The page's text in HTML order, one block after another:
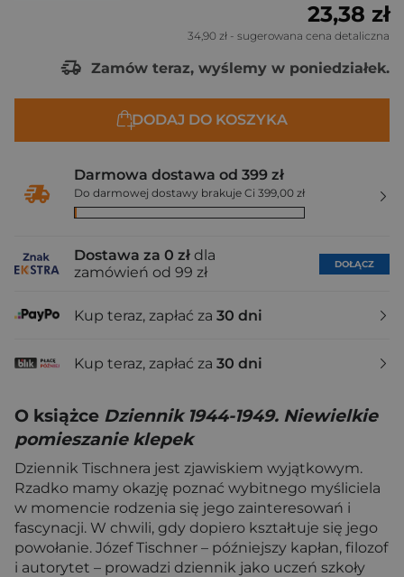
23,38 zł
34,90 zł - sugerowana cena detaliczna
Zamów teraz, wyślemy w poniedziałek.
DODAJ DO KOSZYKA
Darmowa dostawa od 399 zł
Do darmowej dostawy brakuje Ci 399,00 zł
Dostawa za 0 zł dla
zamówień od 99 zł
DOŁĄCZ
Kup teraz, zapłać za 30 dni
Kup teraz, zapłać za 30 dni
O książce Dziennik 1944-1949. Niewielkie
pomieszanie klepek
Dziennik Tischnera jest zjawiskiem wyjątkowym.
Rzadko mamy okazję poznać wybitnego myśliciela
w momencie rodzenia się jego zainteresowań i
fascynacji. W chwili, gdy dopiero kształtuje się jego
powołanie. Józef Tischner – późniejszy kapłan, filozof
i autorytet – prowadzi dziennik jako uczeń szkoły